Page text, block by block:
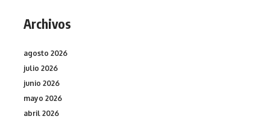
Archivos
agosto 2026
julio 2026
junio 2026
mayo 2026
abril 2026